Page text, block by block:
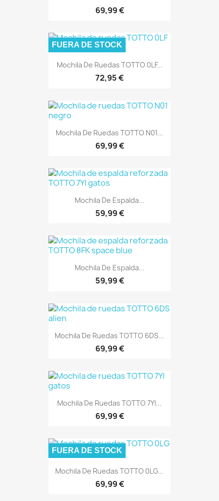
69,99 €
Mochila De Ruedas TOTTO 0LF...
72,95 €
FUERA DE STOCK
Mochila De Ruedas TOTTO N01...
69,99 €
Mochila De Espalda...
59,99 €
Mochila De Espalda...
59,99 €
Mochila De Ruedas TOTTO 6DS...
69,99 €
Mochila De Ruedas TOTTO 7YI...
69,99 €
Mochila De Ruedas TOTTO 0LG...
69,99 €
FUERA DE STOCK